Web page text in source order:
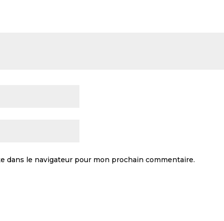
dans le navigateur pour mon prochain commentaire.